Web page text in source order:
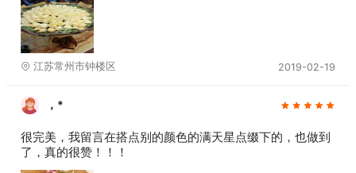
江苏常州市钟楼区 2019-02-19
，*
很完美，我留言在搭点别的颜色的满天星点缀下的，也做到
了，真的很赞！！！